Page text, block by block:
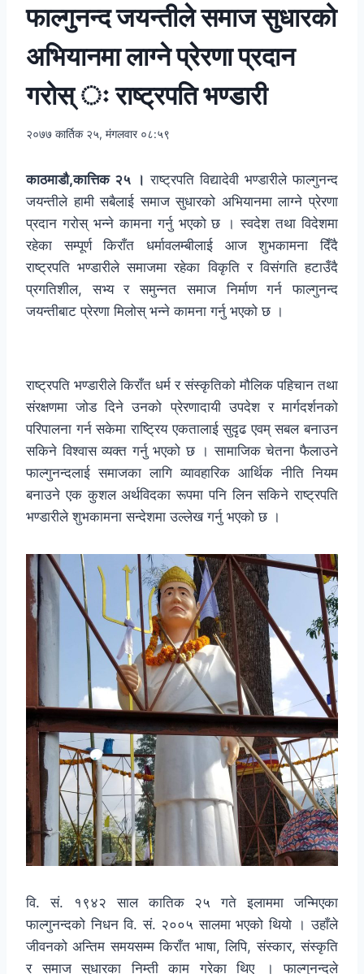
फाल्गुनन्द जयन्तीले समाज सुधारको
अभियानमा लाग्ने प्रेरणा प्रदान
गरोस् ः राष्ट्रपति भण्डारी
२०७७ कार्तिक २५, मंगलवार ०८:५९
काठमाडौ,कात्तिक २५ ।राष्ट्रपति विद्यादेवी भण्डारीले फाल्गुनन्द
जयन्तीले हामी सबैलाई समाज सुधारको अभियानमा लाग्ने प्रेरणा
प्रदान गरोस् भन्ने कामना गर्नु भएको छ । स्वदेश तथा विदेशमा
रहेका सम्पूर्ण किराँत धर्मावलम्बीलाई आज शुभकामना दिँदै
राष्ट्रपति भण्डारीले समाजमा रहेका विकृति र विसंगति हटाउँदै
प्रगतिशील, सभ्य र समुन्नत समाज निर्माण गर्न फाल्गुनन्द
जयन्तीबाट प्रेरणा मिलोस् भन्ने कामना गर्नु भएको छ ।
राष्ट्रपति भण्डारीले किराँत धर्म र संस्कृतिको मौलिक पहिचान तथा
संरक्षणमा जोड दिने उनको प्रेरणादायी उपदेश र मार्गदर्शनको
परिपालना गर्न सकेमा राष्ट्रिय एकतालाई सुदृढ एवम् सबल बनाउन
सकिने विश्वास व्यक्त गर्नु भएको छ । सामाजिक चेतना फैलाउने
फाल्गुनन्दलाई समाजका लागि व्यावहारिक आर्थिक नीति नियम
बनाउने एक कुशल अर्थविदका रूपमा पनि लिन सकिने राष्ट्रपति
भण्डारीले शुभकामना सन्देशमा उल्लेख गर्नु भएको छ ।
वि. सं. १९४२ साल कातिक २५ गते इलाममा जन्मिएका
फाल्गुनन्दको निधन वि. सं. २००५ सालमा भएको थियो । उहाँले
जीवनको अन्तिम समयसम्म किराँत भाषा, लिपि, संस्कार, संस्कृति
र समाज सुधारका निम्ती काम गरेका थिए । फाल्गुनन्दले